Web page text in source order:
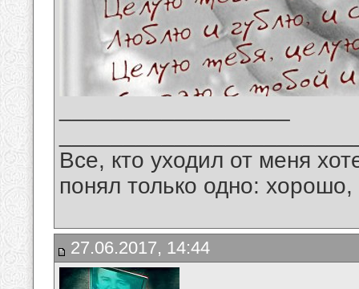
Все, кто уходил от меня
понял только одно:
27.06.2017, 14:44